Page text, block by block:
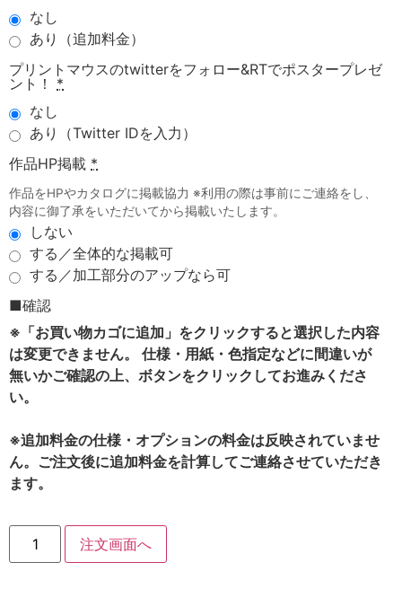
なし
あり（追加料金）
プリントマウスのtwitterをフォロー&RTでポスタープレゼ
ント！
*
なし
あり（Twitter IDを入力）
作品HP掲載 *
作品をHPやカタログに掲載協力 ※利用の際は事前にご連絡をし、
内容に御了承をいただいてから掲載いたします。
しない
する／全体的な掲載可
する／加工部分のアップなら可
■確認
※「お買い物カゴに追加」をクリックすると選択した内容
は変更できません。 仕様・用紙・色指定などに間違いが
無いかご確認の上、ボタンをクリックしてお進みくださ
い。
※追加料金の仕様・オプションの料金は反映されていませ
ん。ご注文後に追加料金を計算してご連絡させていただき
ます。
注文画面へ